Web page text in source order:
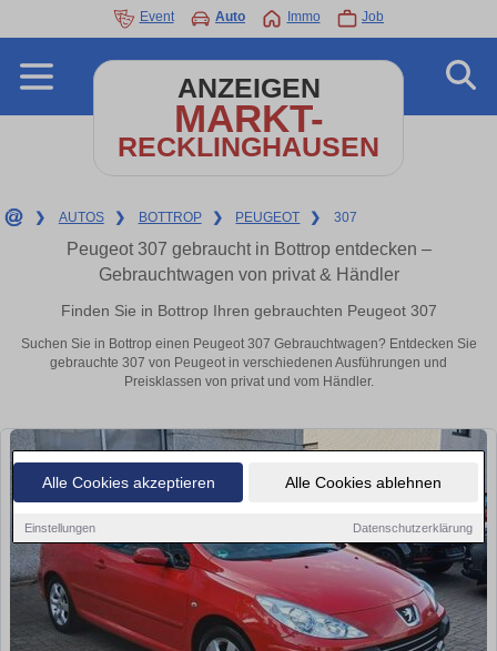
Alle Cookies akzeptieren Alle Cookies ablehnen
Einstellungen Datenschutzerklärung
Event Auto Immo Job
ANZEIGEN
MARKT-
RECKLINGHAUSEN
❯ AUTOS ❯ BOTTROP ❯ PEUGEOT ❯ 307
Peugeot 307 gebraucht in Bottrop entdecken –
Gebrauchtwagen von privat & Händler
Finden Sie in Bottrop Ihren gebrauchten Peugeot 307
Suchen Sie in Bottrop einen Peugeot 307 Gebrauchtwagen? Entdecken Sie
gebrauchte 307 von Peugeot in verschiedenen Ausführungen und
Preisklassen von privat und vom Händler.